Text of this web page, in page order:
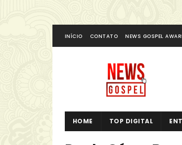
INÍCIO CONTATO NEWS GOSPEL
HOME TOP DIGITAL